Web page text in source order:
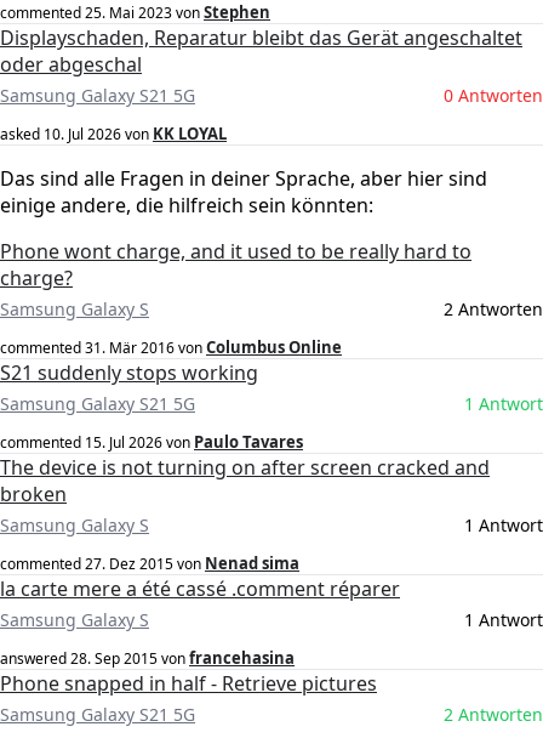
commented25. Mai 2023vonStephen
Displayschaden, Reparatur bleibt das Gerät angeschaltet
oder abgeschal
Samsung Galaxy S21 5G 0 Antworten
asked 10. Jul 2026von KK LOYAL
Das sind alle Fragen in deiner Sprache, aber hier sind
einige andere, die hilfreich sein könnten:
Phone wont charge, and it used to be really hard to
charge?
Samsung Galaxy S 2 Antworten
commented31. Mär 2016vonColumbus Online
S21 suddenly stops working
Samsung Galaxy S21 5G 1 Antwort
commented 15. Jul 2026von Paulo Tavares
The device is not turning on after screen cracked and
broken
Samsung Galaxy S 1 Antwort
commented27. Dez 2015von Nenad sima
la carte mere a été cassé .comment réparer
Samsung Galaxy S 1 Antwort
answered28. Sep 2015vonfrancehasina
Phone snapped in half - Retrieve pictures
Samsung Galaxy S21 5G 2 Antworten